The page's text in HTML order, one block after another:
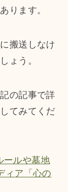
ります。
搬送しなけ
ょう。
の記事で詳
てみてくだ
ールや墓地
ィア「心の